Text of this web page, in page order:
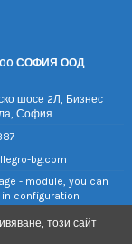
СОФИЯ ООД
шосе 2Л, Бизнес
София
bg.com
- module, you can
configuration
този сайт